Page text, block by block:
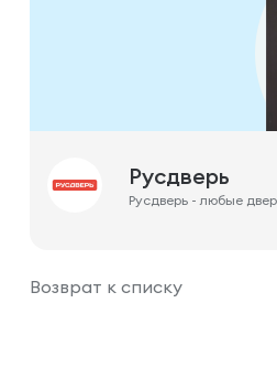
Русдверь
Русдверь - любые
Возврат к списку